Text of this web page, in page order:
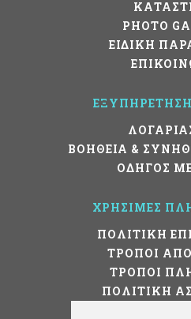
PHOTO
ΕΙΔΙΚΗ
ΒΟΗΘΕΙΑ &
ΟΔΗΓΟΣ
ΧΡΗΣΙΜΕΣ
ΠΟΛΙΤΙΚΗ
ΤΡΟΠΟΙ
ΤΡΟΠΟΙ
ΠΟΛΙΤΙΚΗ